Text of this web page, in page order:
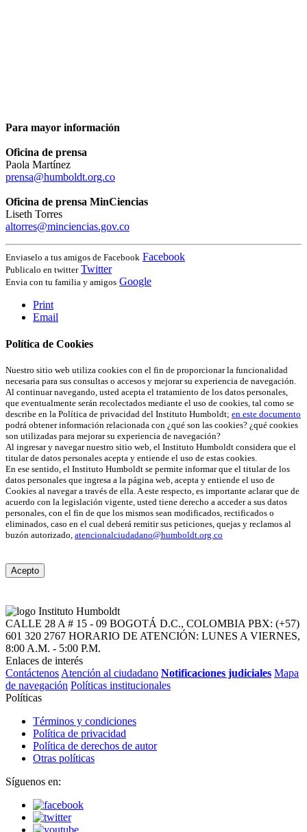
Para mayor información
Oficina de prensa
Paola Martínez
prensa@humboldt.org.co
Oficina de prensa MinCiencias
Liseth Torres
altorres@minciencias.gov.co
Enviaselo a tus amigos de Facebook Facebook
Publicalo en twitter Twitter
Envia con tu familia y amigos Google
Print
Email
Política de Cookies
Nuestro sitio web utiliza cookies con el fin de proporcionar la funcionalidad
necesaria para sus consultas o accesos y mejorar su experiencia de navegación.
Al continuar navegando, usted acepta el tratamiento de los datos personales,
que eventualmente serán recolectados mediante el uso de cookies, tal como se
describe en la Política de privacidad del Instituto Humboldt; en este documento
podrá obtener información relacionada con ¿qué son las cookies? ¿qué cookies
son utilizadas para mejorar su experiencia de navegación?
Al ingresar y navegar nuestro sitio web, el Instituto Humboldt considera que el
titular de datos personales acepta y entiende el uso de estas cookies.
En ese sentido, el Instituto Humboldt se permite informar que el titular de los
datos personales que ingresa a la página web, acepta y entiende el uso de
Cookies al navegar a través de ella. A este respecto, es importante aclarar que de
acuerdo con la legislación vigente, usted tiene derecho a acceder a sus datos
personales, con el fin de que los mismos sean modificados, rectificados o
eliminados, caso en el cual deberá remitir sus peticiones, quejas y reclamos al
buzón autorizado, atencionalciudadano@humboldt.org.co
Acepto
CALLE 28 A # 15 - 09 BOGOTÁ D.C., COLOMBIA PBX: (+57)
601 320 2767 HORARIO DE ATENCIÓN: LUNES A VIERNES,
8:00 A.M. - 5:00 P.M.
Enlaces de interés
Contáctenos Atención al ciudadano Notificaciones judiciales Mapa
de navegación Políticas institucionales
Políticas
Términos y condiciones
Política de privacidad
Política de derechos de autor
Otras políticas
Síguenos en: